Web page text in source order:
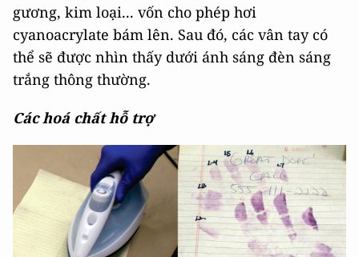
gương, kim loại... vốn cho phép hơi
cyanoacrylate bám lên. Sau đó, các vân tay có
thể sẽ được nhìn thấy dưới ánh sáng đèn sáng
trắng thông thường.
Các hoá chất hỗ trợ